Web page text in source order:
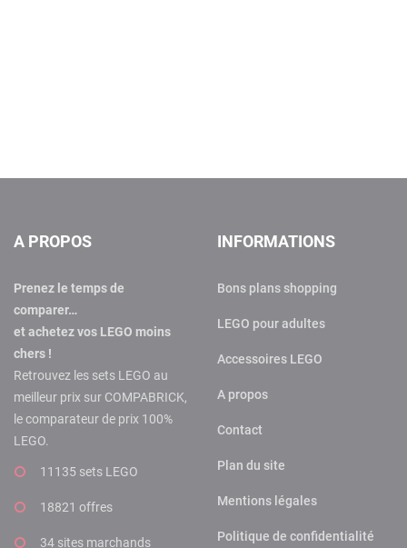
A PROPOS
Prenez le temps de
comparer…
et achetez vos LEGO moins
chers !
Retrouvez les sets LEGO au
meilleur prix sur COMPABRICK,
le comparateur de prix 100%
LEGO.
11135 sets LEGO
18821 offres
34 sites marchands
INFORMATIONS
Bons plans shopping
LEGO pour adultes
Accessoires LEGO
A propos
Contact
Plan du site
Mentions légales
Politique de confidentialité